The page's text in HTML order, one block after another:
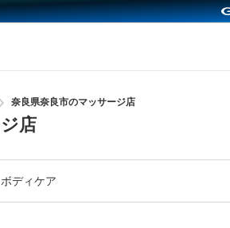
奈良県奈良市のマッサージ店
店
ボディケア